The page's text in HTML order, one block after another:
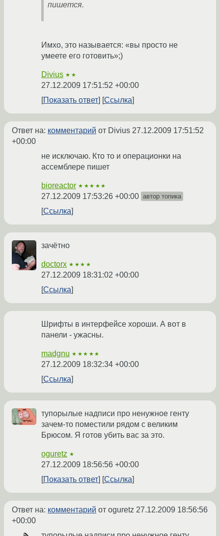
пишется.
Имхо, это называется: «вы просто не
умеете его готовить»;)
Divius ★★
27.12.2009 17:51:52 +00:00
Показать ответ
Ссылка
Ответ на: комментарий от Divius 27.12.2009 17:51:52
+00:00
не исключаю. Кто то и операционки на
ассемблере пишет
bioreactor ★★★★★
27.12.2009 17:53:26 +00:00 автор топика
Ссылка
зачётно
doctorx ★★★★
27.12.2009 18:31:02 +00:00
Ссылка
Шрифты в интерфейсе хороши. А вот в
панели - ужасны.
madgnu ★★★★★
27.12.2009 18:32:34 +00:00
Ссылка
тупорылые надписи про ненужное генту
зачем-то поместили рядом с великим
Брюсом. Я готов убить вас за это.
oguretz ★
27.12.2009 18:56:56 +00:00
Показать ответ
Ссылка
Ответ на: комментарий от oguretz 27.12.2009 18:56:56
+00:00